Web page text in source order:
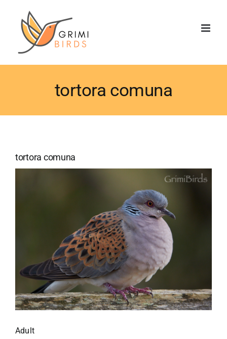
contenido
tortora comuna
tortora comuna
Adult